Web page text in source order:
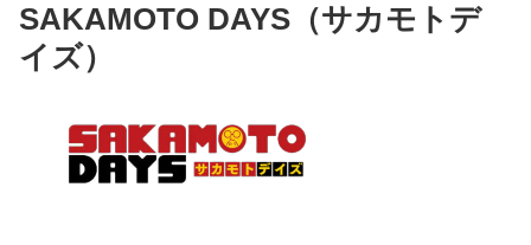
SAKAMOTO DAYS（サカモトデ
イズ）